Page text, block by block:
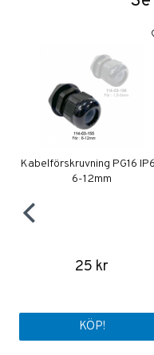
Kabelförskruvning PG16
6-12mm
25 kr
KÖP!